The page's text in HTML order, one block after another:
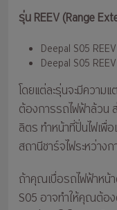
รุ่น REEV (Range
Deepal S05
Deepal S05
โดยแต่ละรุ่นจะมีความ
ต้องการรถไฟฟ้าล้วน
ลิตร ทำหน้าที่ปั่นไฟเพื่อ
สถานีชาร์จไฟระหว่าง
ถ้าคุณเบื่อรถไฟฟ้าหน้
S05 อาจทำให้คุณต้อง